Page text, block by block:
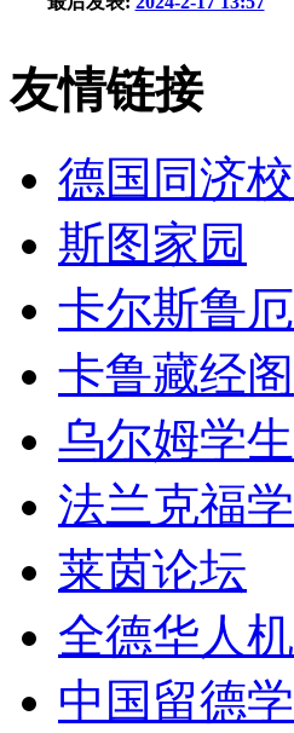
友情链接
德国同济
斯图家园
卡尔斯鲁
卡鲁藏经阁
乌尔姆学
法兰克福
莱茵论坛
全德华人
中国留德